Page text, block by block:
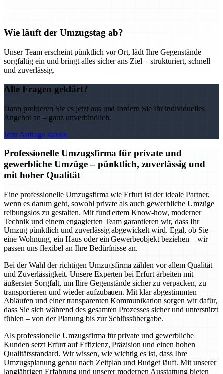
Wie läuft der Umzugstag ab?
Unser Team erscheint pünktlich vor Ort, lädt Ihre Gegenstände
sorgfältig ein und bringt alles sicher ans Ziel – strukturiert, schnell
und zuverlässig.
Alle Fragen geklärt?
Dann probieren Sie es jetzt aus und fordern Sie Ihr individuelles
Angebot an – ganz unverbindlich.
Jetzt Anfrage starten
Professionelle Umzugsfirma für private und
gewerbliche Umzüge – pünktlich, zuverlässig und
mit hoher Qualität
Eine professionelle Umzugsfirma wie Erfurt ist der ideale Partner,
wenn es darum geht, sowohl private als auch gewerbliche Umzüge
reibungslos zu gestalten. Mit fundiertem Know-how, moderner
Technik und einem engagierten Team garantieren wir, dass Ihr
Umzug pünktlich und zuverlässig abgewickelt wird. Egal, ob Sie
eine Wohnung, ein Haus oder ein Gewerbeobjekt beziehen – wir
passen uns flexibel an Ihre Bedürfnisse an.
Bei der Wahl der richtigen Umzugsfirma zählen vor allem Qualität
und Zuverlässigkeit. Unsere Experten bei Erfurt arbeiten mit
äußerster Sorgfalt, um Ihre Gegenstände sicher zu verpacken, zu
transportieren und wieder aufzubauen. Mit klar abgestimmten
Abläufen und einer transparenten Kommunikation sorgen wir dafür,
dass Sie sich während des gesamten Prozesses sicher und unterstützt
fühlen – von der Planung bis zur Schlüssübergabe.
Als professionelle Umzugsfirma für private und gewerbliche
Kunden setzt Erfurt auf Effizienz, Präzision und einen hohen
Qualitätsstandard. Wir wissen, wie wichtig es ist, dass Ihre
Umzugsplanung genau nach Zeitplan und Budget läuft. Mit unserer
langjährigen Erfahrung und unserer modernen Ausstattung bieten